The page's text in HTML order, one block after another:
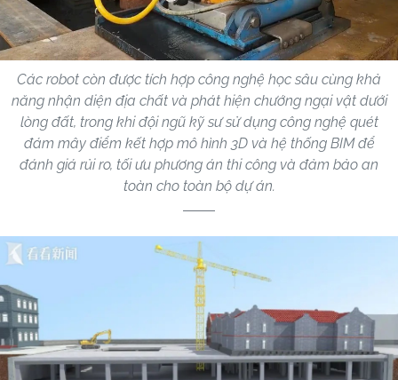
Các robot còn được tích hợp công nghệ học sâu cùng khả
năng nhận diện địa chất và phát hiện chướng ngại vật dưới
lòng đất, trong khi đội ngũ kỹ sư sử dụng công nghệ quét
đám mây điểm kết hợp mô hình 3D và hệ thống BIM để
đánh giá rủi ro, tối ưu phương án thi công và đảm bảo an
toàn cho toàn bộ dự án.